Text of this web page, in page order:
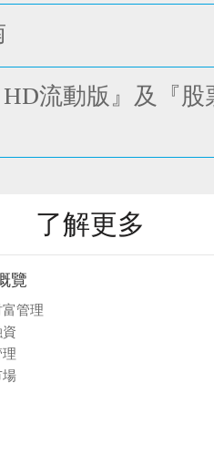
HD流動版』及『
了解更多
覽
管理
場